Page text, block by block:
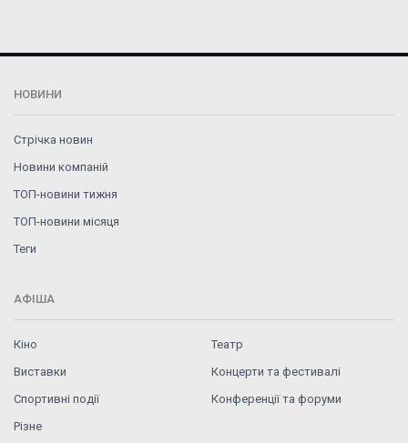
НОВИНИ
Стрічка новин
Новини компаній
ТОП-новини тижня
ТОП-новини місяця
Теги
АФІША
Кіно
Театр
Виставки
Концерти та фестивалі
Спортивні події
Конференції та форуми
Різне